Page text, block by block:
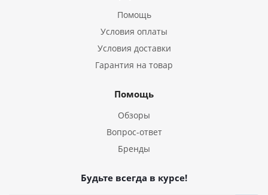
Помощь
Условия оплаты
Условия доставки
Гарантия на товар
Помощь
Обзоры
Вопрос-ответ
Бренды
Будьте всегда в курсе!